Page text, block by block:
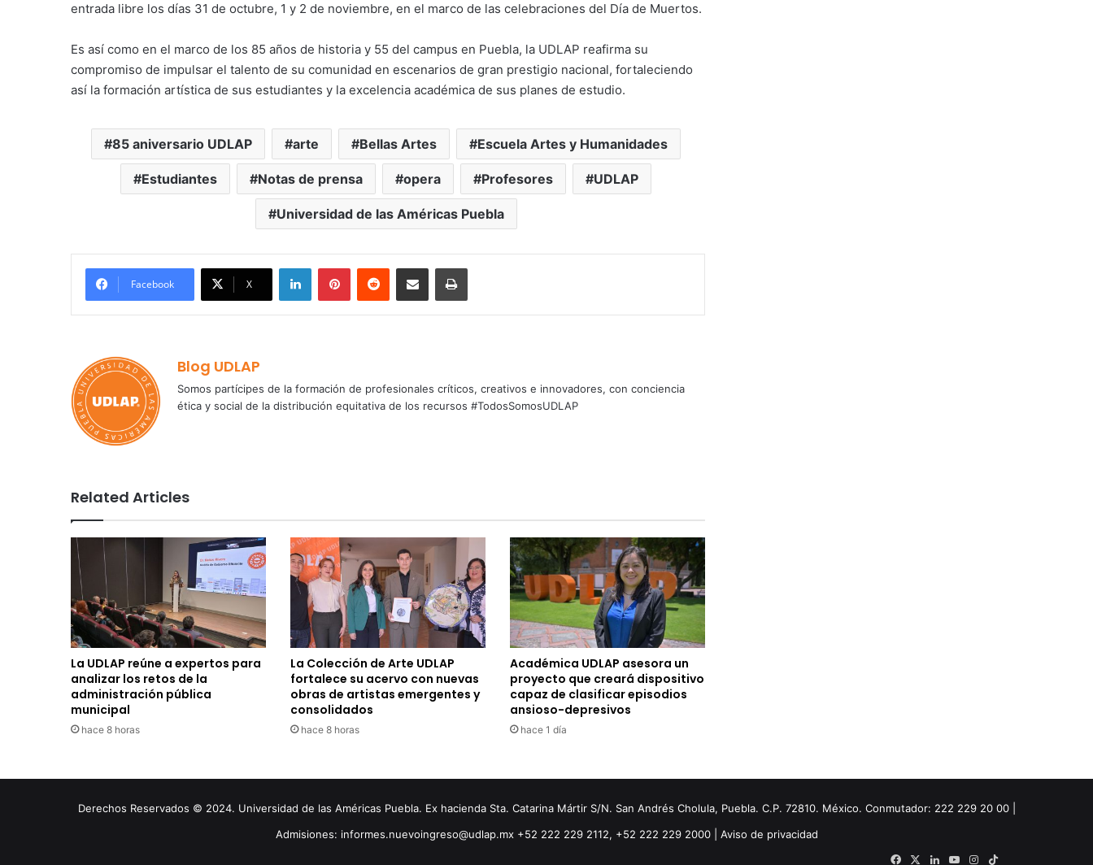
entrada libre los días 31 de octubre, 1 y 2 de noviembre, en el marco de las celebraciones del Día de Muertos.
Es así como en el marco de los 85 años de historia y 55 del campus en Puebla, la UDLAP reafirma su
compromiso de impulsar el talento de su comunidad en escenarios de gran prestigio nacional, fortaleciendo
así la formación artística de sus estudiantes y la excelencia académica de sus planes de estudio.
85 aniversario UDLAP arte Bellas Artes Escuela Artes y Humanidades
Estudiantes Notas de prensa opera Profesores UDLAP
Universidad de las Américas Puebla
Facebook X
LinkedInPinterestReddit Share via Email Print
Blog UDLAP
Somos partícipes de la formación de profesionales críticos, creativos e innovadores, con conciencia
ética y social de la distribución equitativa de los recursos #TodosSomosUDLAP
Related Articles
La UDLAP reúne a expertos para
analizar los retos de la
administración pública
municipal
hace 8 horas
La Colección de Arte UDLAP
fortalece su acervo con nuevas
obras de artistas emergentes y
consolidados
hace 8 horas
Académica UDLAP asesora un
proyecto que creará dispositivo
capaz de clasificar episodios
ansioso-depresivos
hace 1 día
Derechos Reservados © 2024. Universidad de las Américas Puebla. Ex hacienda Sta. Catarina Mártir S/N. San Andrés Cholula, Puebla. C.P. 72810. México. Conmutador: 222 229 20 00 |
Admisiones: informes.nuevoingreso@udlap.mx +52 222 229 2112, +52 222 229 2000 | Aviso de privacidad
Facebook
X LinkedInYouTubeInstagram
TikTok